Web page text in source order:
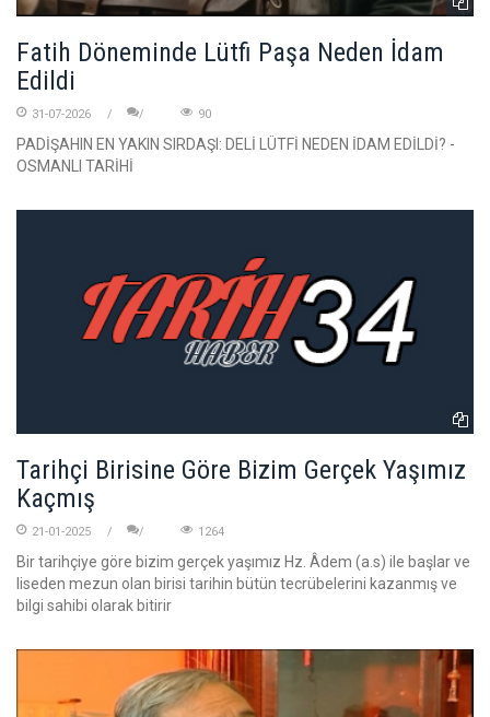
Fatih Döneminde Lütfi Paşa Neden İdam
Edildi
31-07-2026 90
PADİŞAHIN EN YAKIN SIRDAŞI: DELİ LÜTFİ NEDEN İDAM EDİLDİ? -
OSMANLI TARİHİ
Tarihçi Birisine Göre Bizim Gerçek Yaşımız
Kaçmış
21-01-2025 1264
Bir tarihçiye göre bizim gerçek yaşımız Hz. Âdem (a.s) ile başlar ve
liseden mezun olan birisi tarihin bütün tecrübelerini kazanmış ve
bilgi sahibi olarak bitirir